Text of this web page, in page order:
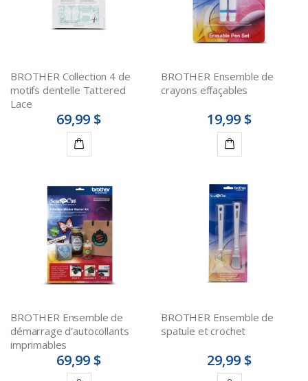
BROTHER Collection 4 de
motifs dentelle Tattered
Lace
69,99 $
au
panier
BROTHER Ensemble de
crayons effaçables
19,99 $
au
panier
BROTHER Ensemble de
démarrage d'autocollants
imprimables
69,99 $
BROTHER Ensemble de
spatule et crochet
29,99 $